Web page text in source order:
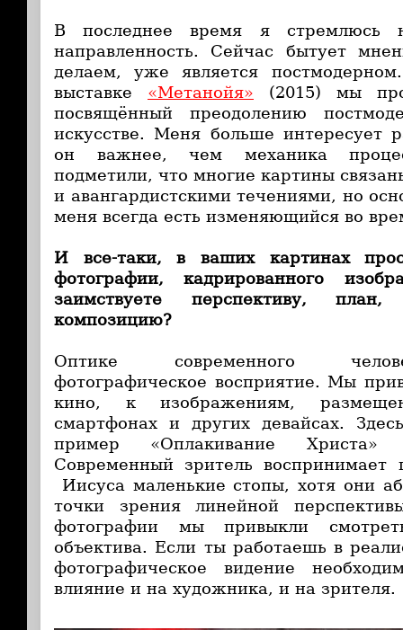
В последнее время я стремлюсь
направленность. Сейчас бытует
делаем, уже является
выставке «Метанойя» (2015) мы
посвящённый преодолению
искусстве. Меня больше интересует
он важнее, чем механика
подметили, что многие картины
и авангардистскими течениями, но
меня всегда есть изменяющийся во
И все-таки, в ваших картинах
фотографии, кадрированного
заимствуете перспективу,
композицию?
Оптике современного
фотографическое восприятие. Мы
кино, к изображениям,
смартфонах и других девайсах.
пример «Оплакивание Христа»
Современный зритель воспринимает
Иисуса маленькие стопы, хотя они
точки зрения линейной
фотографии мы привыкли
объектива. Если ты работаешь в
фотографическое видение
влияние и на художника, и на зрителя.